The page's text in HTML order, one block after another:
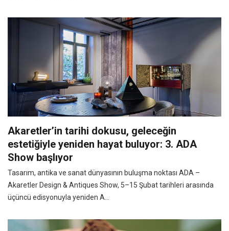
Akaretler’in tarihi dokusu, geleceğin
estetiğiyle yeniden hayat buluyor: 3. ADA
Show başlıyor
Tasarım, antika ve sanat dünyasının buluşma noktası ADA –
Akaretler Design & Antiques Show, 5–15 Şubat tarihleri arasında
üçüncü edisyonuyla yeniden A...